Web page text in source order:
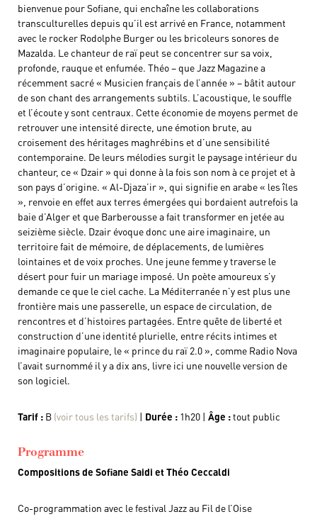
bienvenue pour Sofiane, qui enchaîne les collaborations
transculturelles depuis qu’il est arrivé en France, notamment
avec le rocker Rodolphe Burger ou les bricoleurs sonores de
Mazalda. Le chanteur de raï peut se concentrer sur sa voix,
profonde, rauque et enfumée. Théo – que Jazz Magazine a
récemment sacré « Musicien français de l’année » – bâtit autour
de son chant des arrangements subtils. L’acoustique, le souffle
et l’écoute y sont centraux. Cette économie de moyens permet de
retrouver une intensité directe, une émotion brute, au
croisement des héritages maghrébins et d’une sensibilité
contemporaine. De leurs mélodies surgit le paysage intérieur du
chanteur, ce « Dzair » qui donne à la fois son nom à ce projet et à
son pays d’origine. « Al-Djaza’ir », qui signifie en arabe « les îles
», renvoie en effet aux terres émergées qui bordaient autrefois la
baie d’Alger et que Barberousse a fait transformer en jetée au
seizième siècle. Dzair évoque donc une aire imaginaire, un
territoire fait de mémoire, de déplacements, de lumières
lointaines et de voix proches. Une jeune femme y traverse le
désert pour fuir un mariage imposé. Un poète amoureux s’y
demande ce que le ciel cache. La Méditerranée n’y est plus une
frontière mais une passerelle, un espace de circulation, de
rencontres et d’histoires partagées. Entre quête de liberté et
construction d’une identité plurielle, entre récits intimes et
imaginaire populaire, le « prince du raï 2.0 », comme Radio Nova
l’avait surnommé il y a dix ans, livre ici une nouvelle version de
son logiciel.
Tarif : B (voir tous les tarifs) | Durée : 1h20 | Âge :tout public
Programme
Compositions de Sofiane Saidi et Théo Ceccaldi
Co-programmation avec le festival Jazz au Fil de l’Oise